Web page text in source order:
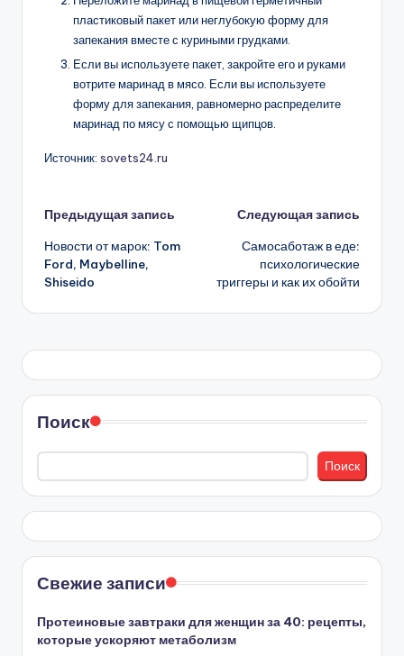
пластиковый пакет или неглубокую форму для
запекания вместе с куриными грудками.
Если вы используете пакет, закройте его и руками
вотрите маринад в мясо. Если вы используете
форму для запекания, равномерно распределите
маринад по мясу с помощью щипцов.
Источник: sovets24.ru
Навигация
записи
Предыдущая запись
Новости от марок: Tom
Ford, Maybelline,
Shiseido
Следующая запись
Самосаботаж в еде:
психологические
триггеры и как их обойти
Поиск
Поиск
Свежие записи
Протеиновые завтраки для женщин за 40: рецепты,
которые ускоряют метаболизм